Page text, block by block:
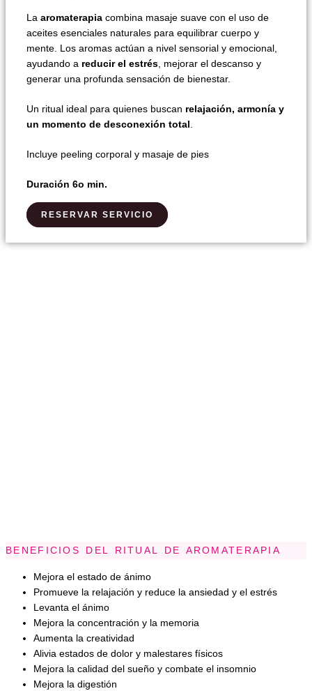
La aromaterapia combina masaje suave con el uso de
aceites esenciales naturales para equilibrar cuerpo y
mente. Los aromas actúan a nivel sensorial y emocional,
ayudando a reducir el estrés , mejorar el descanso y
generar una profunda sensación de bienestar.
Un ritual ideal para quienes buscan relajación, armonía y
un momento de desconexión total
Incluye peeling corporal y masaje de pies
Duración 6o min.
RESERVAR SERVICIO
BENEFICIOS DEL RITUAL DE AROMATERAPIA
Mejora el estado de ánimo
Promueve la relajación y reduce la ansiedad y el estrés
Levanta el ánimo
Mejora la concentración y la memoria
Aumenta la creatividad
Alivia estados de dolor y malestares físicos
Mejora la calidad del sueño y combate el insomnio
Mejora la digestión